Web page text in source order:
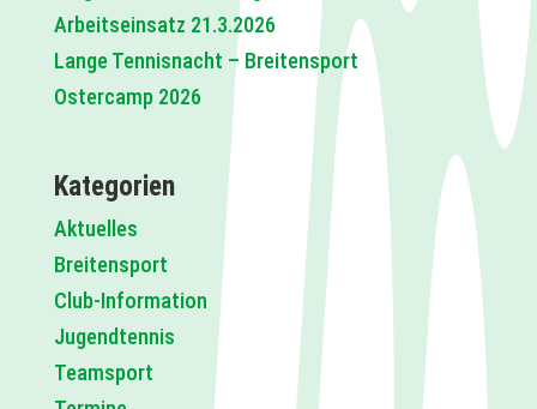
Arbeitseinsatz 21.3.2026
Lange Tennisnacht – Breitensport
Ostercamp 2026
Kategorien
Aktuelles
Breitensport
Club-Information
Jugendtennis
Teamsport